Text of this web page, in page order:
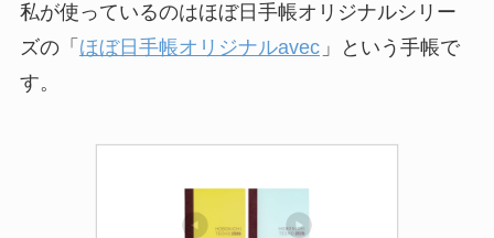
私が使っているのはほぼ日手帳オリジナルシリー
ズの「 ほぼ日手帳オリジナルavec 」という手帳で
す。